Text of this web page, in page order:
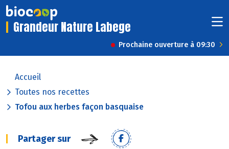
Grandeur Nature Labege
Prochaine ouverture à 09:30
Accueil
Toutes nos recettes
Tofou aux herbes façon basquaise
Partager sur